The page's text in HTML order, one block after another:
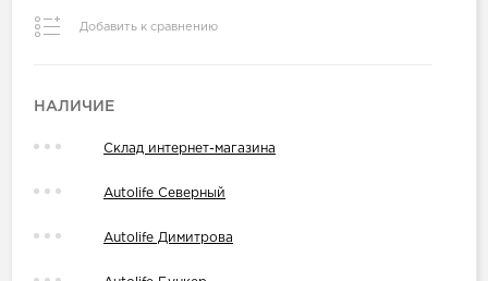
Добавить к сравнению
НАЛИЧИЕ
Склад интернет-магазина
Autolife Северный
Autolife Димитрова